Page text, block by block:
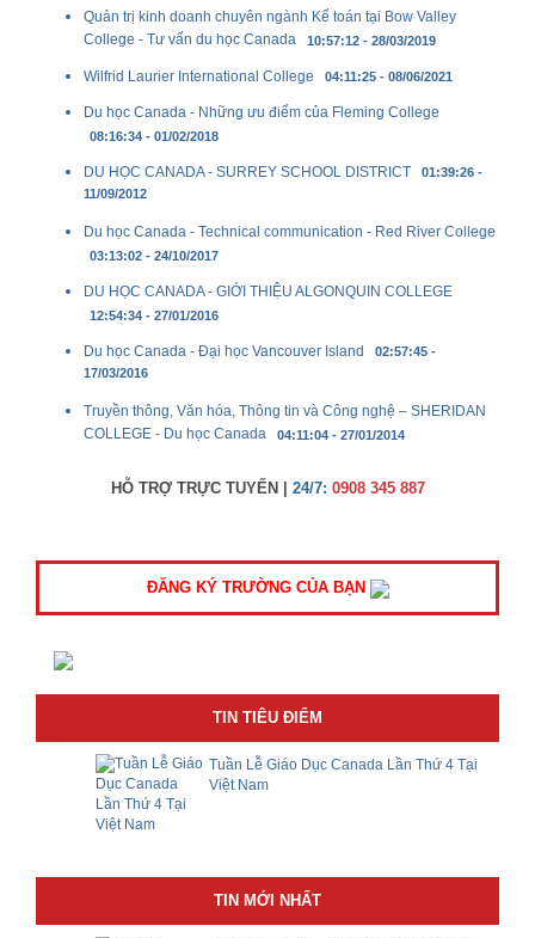
Quản trị kinh doanh chuyên ngành Kế toán tại Bow Valley
College - Tư vấn du học Canada 10:57:12 - 28/03/2019
Wilfrid Laurier International College 04:11:25 - 08/06/2021
Du học Canada - Những ưu điểm của Fleming College
08:16:34 - 01/02/2018
DU HỌC CANADA - SURREY SCHOOL DISTRICT 01:39:26 -
11/09/2012
Du học Canada - Technical communication - Red River College
03:13:02 - 24/10/2017
DU HỌC CANADA - GIỚI THIỆU ALGONQUIN COLLEGE
12:54:34 - 27/01/2016
Du học Canada - Đại học Vancouver Island 02:57:45 -
17/03/2016
Truyền thông, Văn hóa, Thông tin và Công nghệ – SHERIDAN
COLLEGE - Du học Canada 04:11:04 - 27/01/2014
HỖ TRỢ TRỰC TUYẾN | 24/7: 0908 345 887
ĐĂNG KÝ TRƯỜNG CỦA BẠN
TIN TIÊU ĐIỂM
Tuần Lễ Giáo Dục Canada Lần Thứ 4 Tại
Việt Nam
TIN MỚI NHẤT